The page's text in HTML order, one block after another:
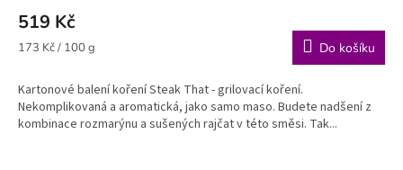
519 Kč
Měrná
173 Kč / 100 g Do košíku
Kartonové balení koření Steak That - grilovací koření.
Nekomplikovaná a aromatická, jako samo maso. Budete nadšení z
kombinace rozmarýnu a sušených rajčat v této směsi. Tak...